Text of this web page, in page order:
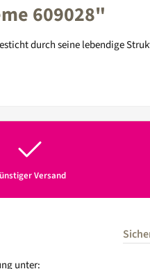
609028"
durch seine lebendige
Versand
unter: